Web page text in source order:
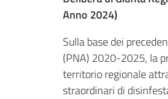
Anno 2024)
Sulla base dei
(PNA) 2020-2025, la
territorio regionale
straordinari di